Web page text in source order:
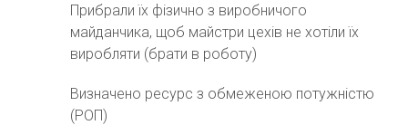
Прибрали їх фізично з виробничого
майданчика, щоб майстри цехів не хотіли їх
виробляти (брати в роботу)
Визначено ресурс з обмеженою потужністю
(РОП)